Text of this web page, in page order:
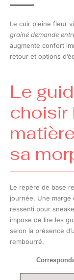
Le cuir pleine fleur
grainé demande
augmente confort
retour et options
Le
choisir
sa
Le repère de base
journée. Une marge
ressenti pour
impose de lire les
selon la présence
rembourré.